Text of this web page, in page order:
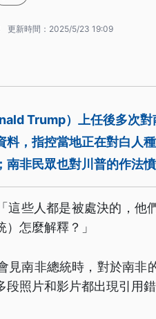
更新時間： 2025/5/23 19:09
Trump）上任後多次
料，指控當地正在對白人
南非民眾也對川普的作法憤
這些人都是被處決的，他
怎麼解釋？」
見南非總統時，對於南
段照片和影片都出現引用